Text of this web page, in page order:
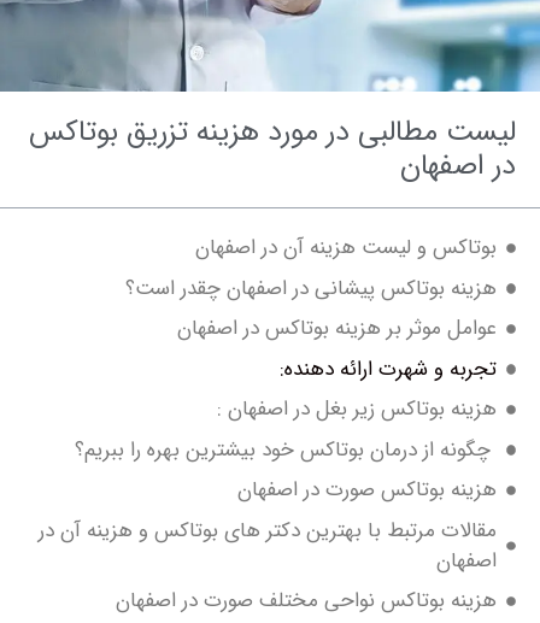
مطالبی در مورد هزینه تزریق بوتاکس
و لیست هزینه آن در اصفهان
بوتاکس پیشانی در اصفهان چقدر است؟
موثر بر هزینه بوتاکس در اصفهان
و شهرت ارائه دهنده:
بوتاکس زیر بغل در اصفهان :
از درمان بوتاکس خود بیشترین بهره را ببریم؟
بوتاکس صورت در اصفهان
مرتبط با بهترین دکتر های بوتاکس و هزینه آن در
بوتاکس نواحی مختلف صورت در اصفهان